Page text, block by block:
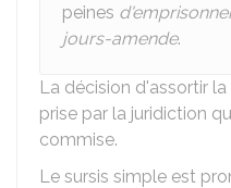
peines
jours-amende.
La décision d'assortir
prise par la juridiction
commise.
Le sursis simple est